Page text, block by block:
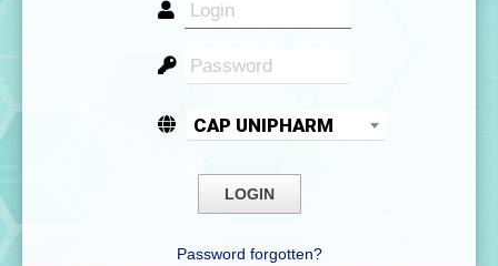
CAP UNIPHARM
Password forgotten?